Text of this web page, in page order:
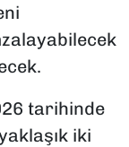
tarihinde
iki